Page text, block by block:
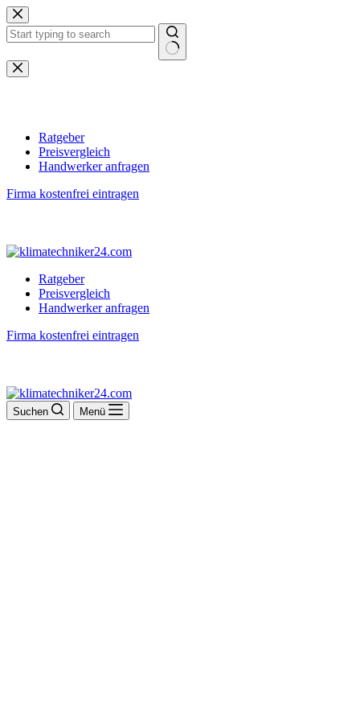
Zum
Inhalt
springen
Keine
Ergebnisse
Ratgeber
Preisvergleich
Handwerker anfragen
Firma kostenfrei eintragen
Ratgeber
Preisvergleich
Handwerker anfragen
Firma kostenfrei eintragen
Suchen Menü